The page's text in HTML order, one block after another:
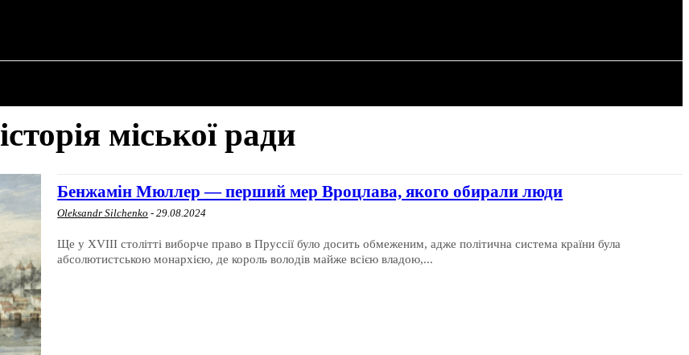
історія міської ради
Бенжамін Мюллер — перший мер Вроцлава, якого обирали люди
Oleksandr Silchenko - 29.08.2024
Ще у XVIII столітті виборче право в Пруссії було досить обмеженим, адже політична система країни була
абсолютистською монархією, де король володів майже всією владою,...